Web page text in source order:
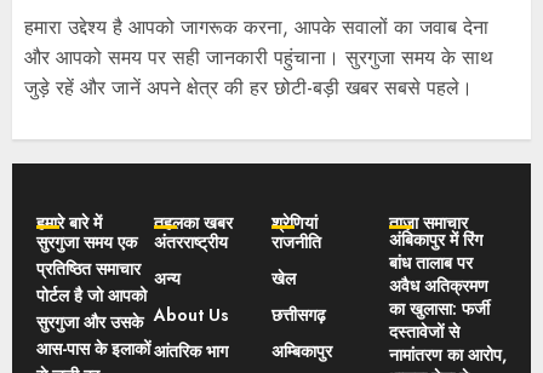
हमारा उद्देश्य है आपको जागरूक करना, आपके सवालों का जवाब देना
और आपको समय पर सही जानकारी पहुंचाना। सुरगुजा समय के साथ
जुड़े रहें और जानें अपने क्षेत्र की हर छोटी-बड़ी खबर सबसे पहले।
हमारे बारे में
सुरगुजा समय एक
प्रतिष्ठित समाचार
पोर्टल है जो आपको
सुरगुजा और उसके
आस-पास के इलाकों
तहलका खबर
अंतरराष्ट्रीय
अन्य
About Us
आंतरिक भाग
श्रेणियां
राजनीति
खेल
छत्तीसगढ़
अम्बिकापुर
ताज़ा समाचार
अंबिकापुर में रिंग
बांध तालाब पर
अवैध अतिक्रमण
का खुलासा: फर्जी
दस्तावेजों से
नामांतरण का आरोप,